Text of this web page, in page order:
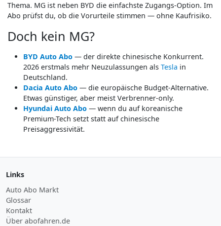
Thema. MG ist neben BYD die einfachste Zugangs-Option. Im
Abo prüfst du, ob die Vorurteile stimmen — ohne Kaufrisiko.
Doch kein MG?
BYD Auto Abo — der direkte chinesische Konkurrent.
2026 erstmals mehr Neuzulassungen als Tesla in
Deutschland.
Dacia Auto Abo — die europäische Budget-Alternative.
Etwas günstiger, aber meist Verbrenner-only.
Hyundai Auto Abo — wenn du auf koreanische
Premium-Tech setzt statt auf chinesische
Preisaggressivität.
Links
Auto Abo Markt
Glossar
Kontakt
Über abofahren.de